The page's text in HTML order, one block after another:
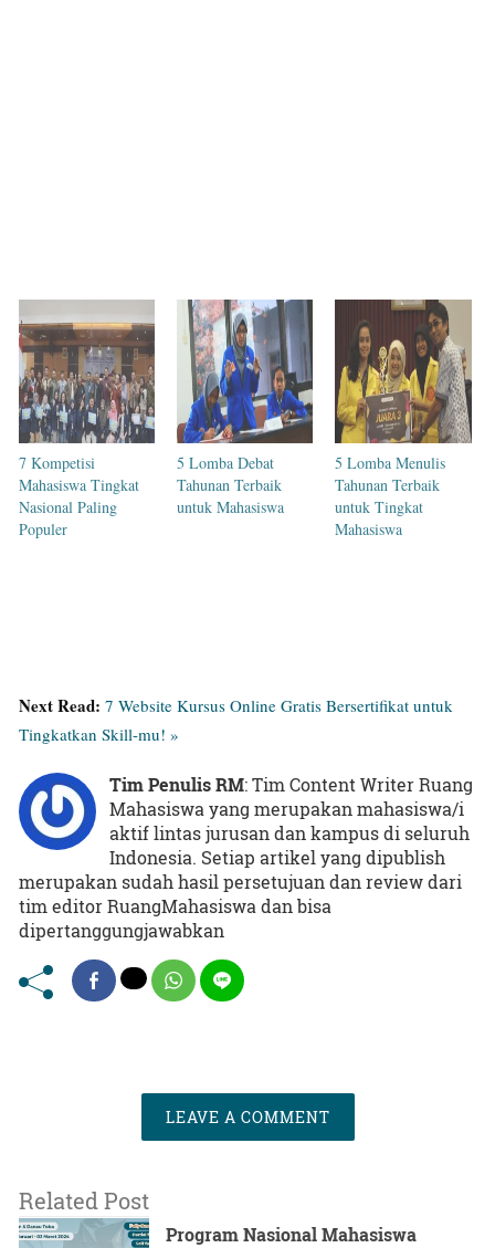
7 Kompetisi
Mahasiswa Tingkat
Nasional Paling
Populer
5 Lomba Debat
Tahunan Terbaik
untuk Mahasiswa
5 Lomba Menulis
Tahunan Terbaik
untuk Tingkat
Mahasiswa
Next Read: 7 Website Kursus Online Gratis Bersertifikat untuk
Tingkatkan Skill-mu! »
Tim Penulis RM: Tim Content Writer Ruang
Mahasiswa yang merupakan mahasiswa/i
aktif lintas jurusan dan kampus di seluruh
Indonesia. Setiap artikel yang dipublish
merupakan sudah hasil persetujuan dan review dari
tim editor RuangMahasiswa dan bisa
dipertanggungjawabkan
LEAVE A COMMENT
Related Post
Program Nasional Mahasiswa